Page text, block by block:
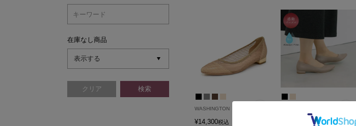
在庫なし商品
WASHINGTON
¥14,300税込
税込